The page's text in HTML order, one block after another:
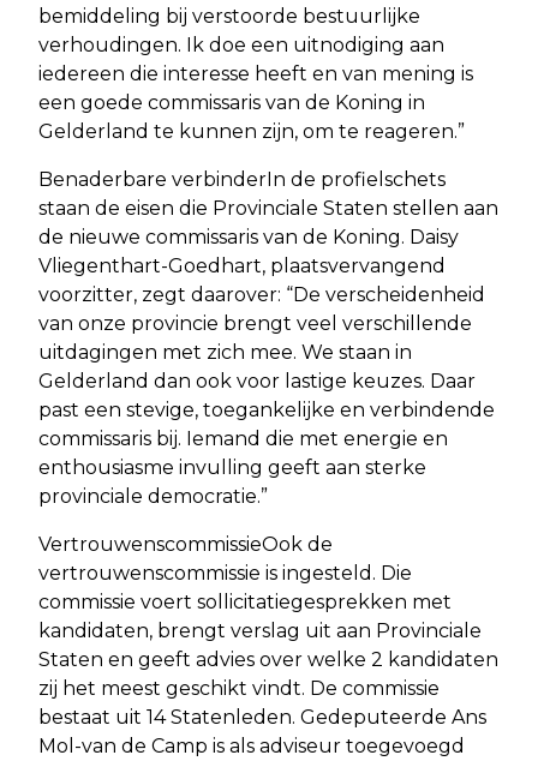
bemiddeling bij verstoorde bestuurlijke
verhoudingen. Ik doe een uitnodiging aan
iedereen die interesse heeft en van mening is
een goede commissaris van de Koning in
Gelderland te kunnen zijn, om te reageren.”
Benaderbare verbinderIn de profielschets
staan de eisen die Provinciale Staten stellen aan
de nieuwe commissaris van de Koning. Daisy
Vliegenthart-Goedhart, plaatsvervangend
voorzitter, zegt daarover: “De verscheidenheid
van onze provincie brengt veel verschillende
uitdagingen met zich mee. We staan in
Gelderland dan ook voor lastige keuzes. Daar
past een stevige, toegankelijke en verbindende
commissaris bij. Iemand die met energie en
enthousiasme invulling geeft aan sterke
provinciale democratie.”
VertrouwenscommissieOok de
vertrouwenscommissie is ingesteld. Die
commissie voert sollicitatiegesprekken met
kandidaten, brengt verslag uit aan Provinciale
Staten en geeft advies over welke 2 kandidaten
zij het meest geschikt vindt. De commissie
bestaat uit 14 Statenleden. Gedeputeerde Ans
Mol-van de Camp is als adviseur toegevoegd